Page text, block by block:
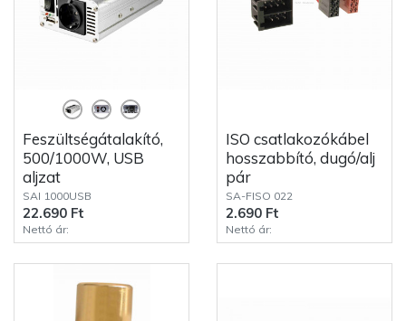
Feszültségátalakító,
500/1000W, USB
aljzat
SAI 1000USB
22.690 Ft
Nettó ár:
ISO csatlakozókábel
hosszabbító, dugó/alj
pár
SA-FISO 022
2.690 Ft
Nettó ár: